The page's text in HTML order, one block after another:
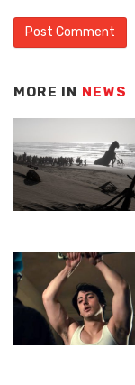
MORE IN NEWS